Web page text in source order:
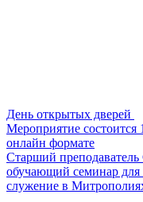
День открытых дверей
Мероприятие состоится
онлайн формате
Старший
обучающий семинар для
служение в